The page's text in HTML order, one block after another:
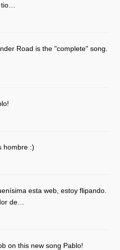
Road is the "complete" song.
hombre :)
esta web, estoy flipando.
de…
on this new song Pablo!